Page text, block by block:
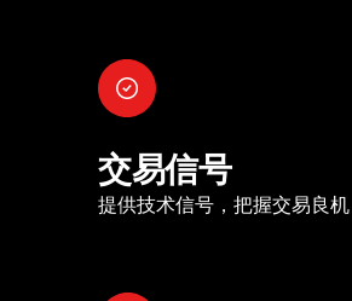
交易信号
提供技术信号，把握交易良机